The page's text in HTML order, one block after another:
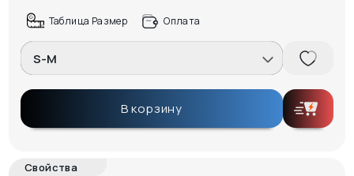
Таблица Размер Оплата
S-M
В корзину
Свойства